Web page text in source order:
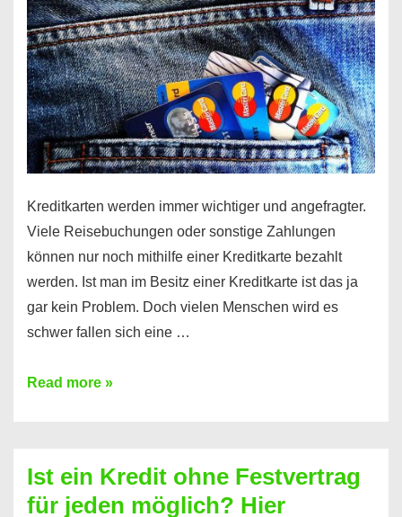
Kreditkarten werden immer wichtiger und angefragter.
Viele Reisebuchungen oder sonstige Zahlungen
können nur noch mithilfe einer Kreditkarte bezahlt
werden. Ist man im Besitz einer Kreditkarte ist das ja
gar kein Problem. Doch vielen Menschen wird es
schwer fallen sich eine …
Kreditkarte
Prepaid
ist
Read more »
Ist ein Kredit ohne Festvertrag
für jeden möglich? Hier